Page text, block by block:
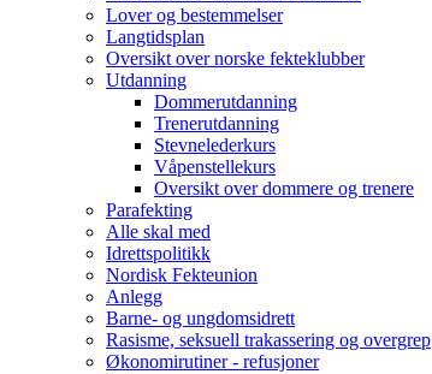
Lover og bestemmelser
Langtidsplan
Oversikt over norske fekteklubber
Utdanning
Dommerutdanning
Trenerutdanning
Stevnelederkurs
Våpenstellekurs
Oversikt over dommere og trenere
Parafekting
Alle skal med
Idrettspolitikk
Nordisk Fekteunion
Anlegg
Barne- og ungdomsidrett
Rasisme, seksuell trakassering og overgrep
Økonomirutiner - refusjoner